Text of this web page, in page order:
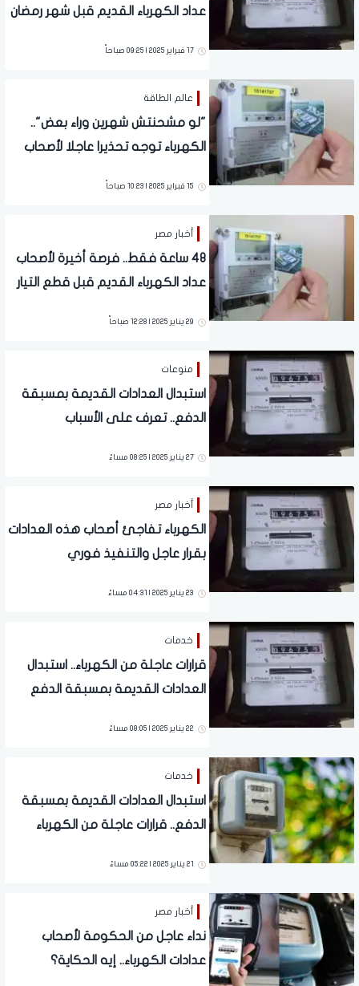
عداد الكهرباء القديم قبل شهر رمضان
17 فبراير 2025 | 09:25 صباحاً
عالم الطاقة
"لو مشحنتش شهرين وراء بعض"..
الكهرباء توجه تحذيرا عاجلا لأصحاب
15 فبراير 2025 | 10:23 صباحاً
أخبار مصر
48 ساعة فقط.. فرصة أخيرة لأصحاب
عداد الكهرباء القديم قبل قطع التيار
29 يناير 2025 | 12:28 صباحاً
منوعات
استبدال العدادات القديمة بمسبقة
الدفع.. تعرف على الأسباب
27 يناير 2025 | 08:25 مساءً
أخبار مصر
الكهرباء تفاجئ أصحاب هذه العدادات
بقرار عاجل والتنفيذ فوري
23 يناير 2025 | 04:31 مساءً
خدمات
قرارات عاجلة من الكهرباء.. استبدال
العدادات القديمة بمسبقة الدفع
22 يناير 2025 | 08:05 مساءً
خدمات
استبدال العدادات القديمة بمسبقة
الدفع.. قرارات عاجلة من الكهرباء
21 يناير 2025 | 05:22 مساءً
أخبار مصر
نداء عاجل من الحكومة لأصحاب
عدادات الكهرباء.. إيه الحكاية؟